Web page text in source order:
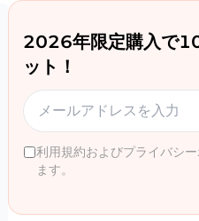
2026年限定購入で
ット！
利用規約およびプライバシ
ます。